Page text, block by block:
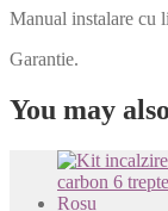
Manual instalare cu
Garantie.
You may